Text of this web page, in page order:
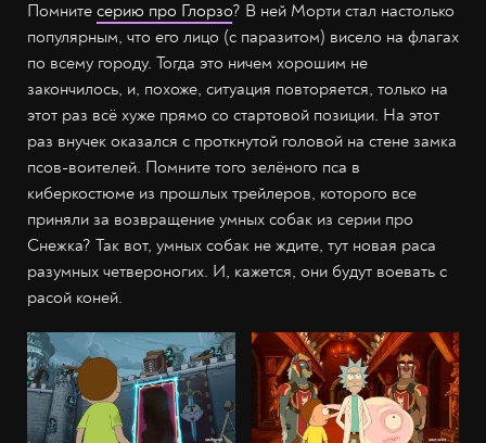
Помните серию про Глорзо? В ней Морти стал настолько
популярным, что его лицо (с паразитом) висело на флагах
по всему городу. Тогда это ничем хорошим не
закончилось, и, похоже, ситуация повторяется, только на
этот раз всё хуже прямо со стартовой позиции. На этот
раз внучек оказался с проткнутой головой на стене замка
псов-воителей. Помните того зелёного пса в
киберкостюме из прошлых трейлеров, которого все
приняли за возвращение умных собак из серии про
Снежка? Так вот, умных собак не ждите, тут новая раса
разумных четвероногих. И, кажется, они будут воевать с
расой коней.